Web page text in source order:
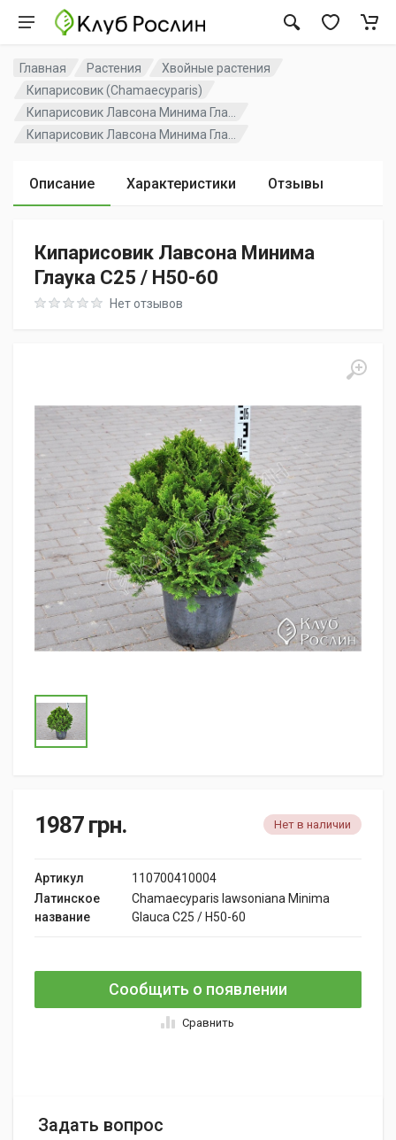
Главная Растения
Хвойные растения
Кипарисовик (Chamaecyparis)
Кипарисовик Лавсона Минима Гла...
Кипарисовик Лавсона Минима Гла...
Описание Характеристики Отзывы
Кипарисовик Лавсона Минима
Глаука C25 / H50-60
Rating: 0 out of 5Нет отзывов
1987 грн. Нет в наличии
Артикул
110700410004
Латинское
название
Chamaecyparis lawsoniana Minima
Glauca C25 / H50-60
Сообщить о появлении
Сравнить
Задать вопрос